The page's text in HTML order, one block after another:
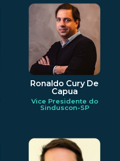
Ronaldo Cury De
Capua
Vice Presidente do
Sinduscon-SP